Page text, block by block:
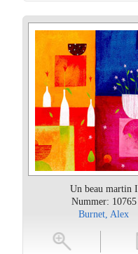
Un beau martin I
Nummer: 10765
Burnet, Alex
toevoegen